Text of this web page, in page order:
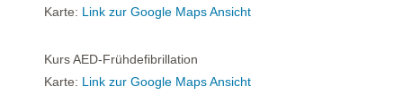
Karte: Link zur Google Maps Ansicht
Kurs AED-Frühdefibrillation
Karte: Link zur Google Maps Ansicht